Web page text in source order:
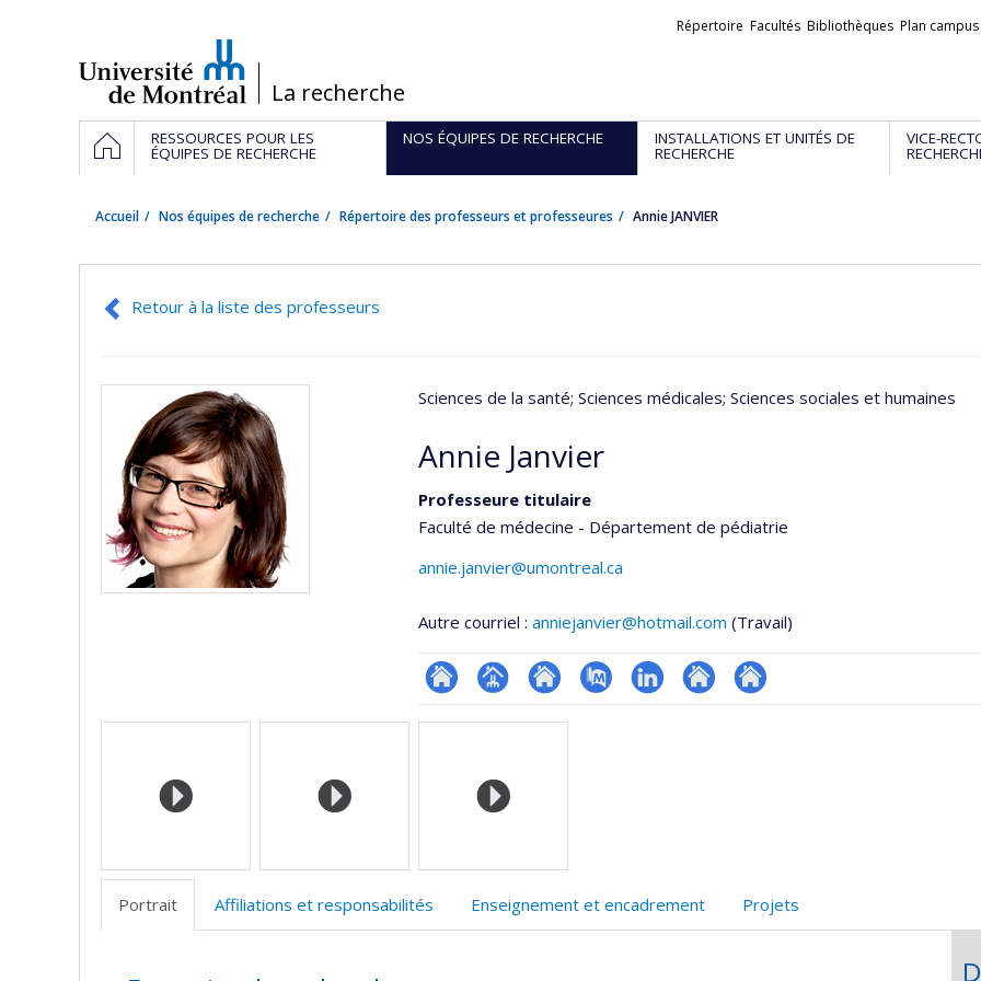
/La recherche
Liens
Répertoire Facultés Bibliothèques Plan campus
Navigation
principale
ACCUEILRESSOURCES POUR LES
ÉQUIPES DE RECHERCHE
NOS ÉQUIPES DE RECHERCHE INSTALLATIONS ET UNITÉS DE
RECHERCHE
VICE-
Accueil Nos équipes de recherche Répertoire des professeurs et professeures Annie JANVIER
Retour à la liste des professeurs
Sciences de la santé; Sciences médicales; Sciences sociales et humaines
Annie Janvier
Professeure titulaire
Faculté de médecine - Département de pédiatrie
annie.janvier@umontreal.ca
Autre courriel : anniejanvier@hotmail.com (Travail)
ResearchGate
Page Site
PubMedLinkedInAutre Autre
Médias
Portrait Affiliations et responsabilités Enseignement et encadrement Projets